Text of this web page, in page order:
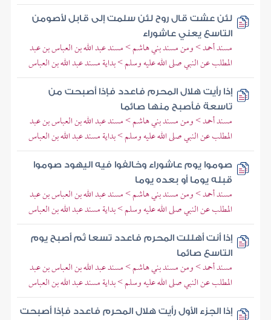
لئن عشت قال روح لئن سلمت إلى قابل لأصومن
التاسع يعني عاشوراء
مسند أحمد > ومن مسند بني هاشم > مسند عبد الله بن العباس بن عبد
المطلب عن النبي صلى الله عليه وسلم > بداية مسند عبد الله بن العباس
إذا رأيت هلال المحرم فاعدد فإذا أصبحت من
تاسعة فأصبح منها صائما
مسند أحمد > ومن مسند بني هاشم > مسند عبد الله بن العباس بن عبد
المطلب عن النبي صلى الله عليه وسلم > بداية مسند عبد الله بن العباس
صوموا يوم عاشوراء وخالفوا فيه اليهود صوموا
قبله يوما أو بعده يوما
مسند أحمد > ومن مسند بني هاشم > مسند عبد الله بن العباس بن عبد
المطلب عن النبي صلى الله عليه وسلم > بداية مسند عبد الله بن العباس
إذا أنت أهللت المحرم فاعدد تسعا ثم أصبح يوم
التاسع صائما
مسند أحمد > ومن مسند بني هاشم > مسند عبد الله بن العباس بن عبد
المطلب عن النبي صلى الله عليه وسلم > بداية مسند عبد الله بن العباس
إذا الجزء الأول رأيت هلال المحرم فاعدد فإذا أصبحت